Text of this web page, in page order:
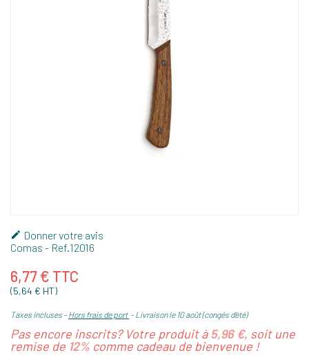
 Donner votre avis
Comas - Ref. 12016
6,77 € TTC
(5,64 € HT)
Taxes incluses Hors frais de port Livraison le 10 août (congés d'été)
Pas encore inscrits? Votre produit à5,96 €, soit une
remise de 12% comme cadeau de bienvenue !